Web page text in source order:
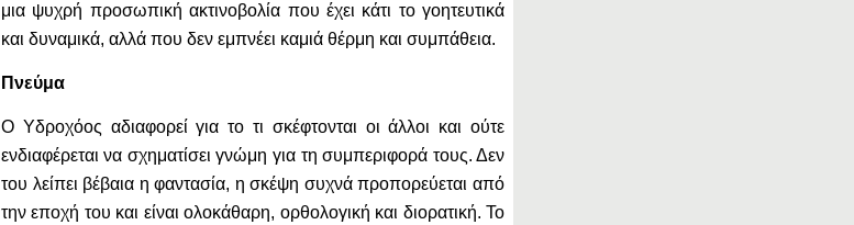
μια ψυχρή προσωπική ακτινοβολία που έχει κάτι το γοητευτικά
και δυναμικά, αλλά που δεν εμπνέει καμιά θέρμη και συμπάθεια.
Πνεύμα
Ο Υδροχόος αδιαφορεί για το τι σκέφτονται οι άλλοι και ούτε
ενδιαφέρεται να σχηματίσει γνώμη για τη συμπεριφορά τους. Δεν
του λείπει βέβαια η φαντασία, η σκέψη συχνά προπορεύεται από
την εποχή του και είναι ολοκάθαρη, ορθολογική και διορατική. Το